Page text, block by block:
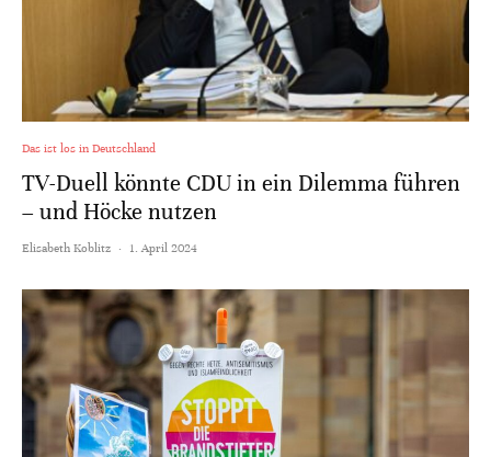
Das ist los in Deutschland
TV-Duell könnte CDU in ein Dilemma führen
– und Höcke nutzen
Elisabeth Koblitz · 1. April 2024